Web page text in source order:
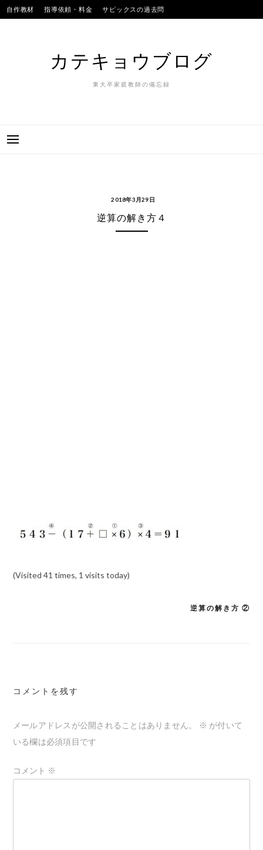
Skip
to
自作教材 指導依頼・料金 サピックスの過去問
カテキョウブログ
東大卒家庭教師の備忘録
2018年3月29日
逆算の解き方４
(Visited 41 times, 1 visits today)
ゲ
シ
ン
逆算の解き方 ②
コメントを残す
メールアドレスが公開されることはありません。 ※ が付いて
いる欄は必須項目です
コメント ※